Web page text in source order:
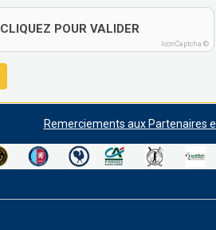
CLIQUEZ POUR VALIDER
IconCaptcha ©
Remerciements aux Partenaires